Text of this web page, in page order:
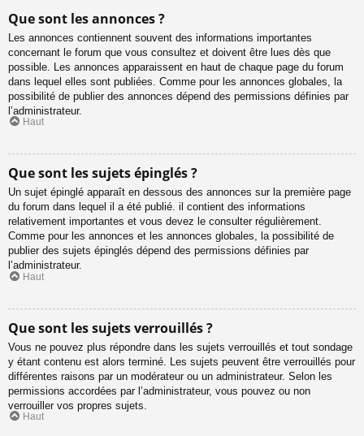
Que sont les annonces ?
Les annonces contiennent souvent des informations importantes
concernant le forum que vous consultez et doivent être lues dès que
possible. Les annonces apparaissent en haut de chaque page du forum
dans lequel elles sont publiées. Comme pour les annonces globales, la
possibilité de publier des annonces dépend des permissions définies par
l’administrateur.
Haut
Que sont les sujets épinglés ?
Un sujet épinglé apparaît en dessous des annonces sur la première page
du forum dans lequel il a été publié. il contient des informations
relativement importantes et vous devez le consulter régulièrement.
Comme pour les annonces et les annonces globales, la possibilité de
publier des sujets épinglés dépend des permissions définies par
l’administrateur.
Haut
Que sont les sujets verrouillés ?
Vous ne pouvez plus répondre dans les sujets verrouillés et tout sondage
y étant contenu est alors terminé. Les sujets peuvent être verrouillés pour
différentes raisons par un modérateur ou un administrateur. Selon les
permissions accordées par l’administrateur, vous pouvez ou non
verrouiller vos propres sujets.
Haut